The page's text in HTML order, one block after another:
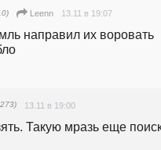
Leenn 13.11 в 19:07
направил их воровать
13.11 в 19:00
Такую мразь еще